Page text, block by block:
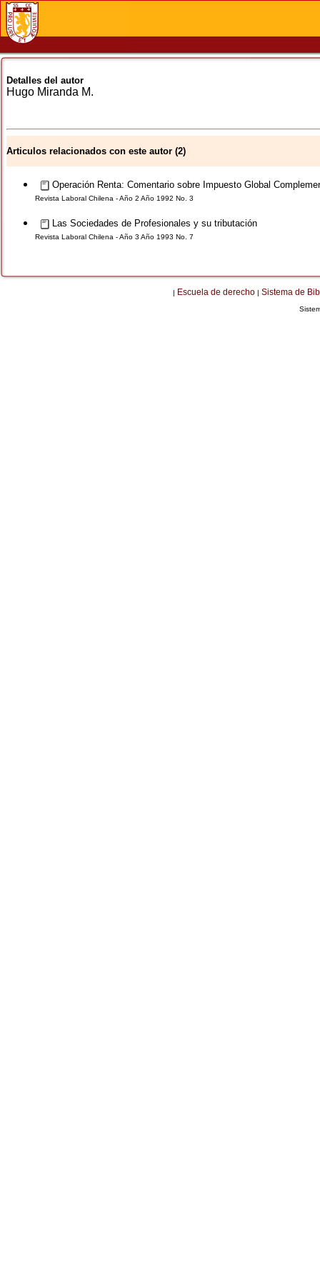
Detalles del autor
Hugo Miranda M.
Articulos relacionados con este autor (2)
Operación Renta: Comentario sobre Impuesto Global
Revista Laboral Chilena - Año 2 Año 1992 No. 3
Las Sociedades de Profesionales y su tributación
Revista Laboral Chilena - Año 3 Año 1993 No. 7
| Escuela de derecho | Sistema de